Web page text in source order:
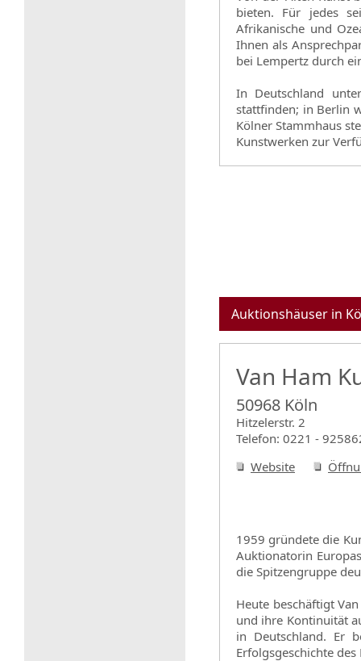
bieten. Für jedes
Afrikanische und
Ihnen als
bei Lempertz durch
In Deutschland
stattfinden; in Berlin
Kölner Stammhaus
Kunstwerken zur
Auktionshäuser in
Van Ham
50968 Köln
Hitzelerstr. 2
Telefon: 0221 -
Website
1959 gründete die
Auktionatorin
die Spitzengruppe
Heute beschäftigt
und ihre Kontinuität
in Deutschland. Er
Erfolgsgeschichte